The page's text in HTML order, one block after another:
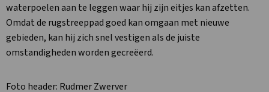
waterpoelen aan te leggen waar hij zijn eitjes kan afzetten.
Omdat de rugstreeppad goed kan omgaan met nieuwe
gebieden, kan hij zich snel vestigen als de juiste
omstandigheden worden gecreëerd.
Foto header: Rudmer Zwerver